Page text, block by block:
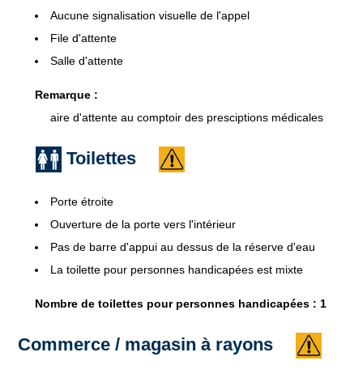
Aucune signalisation visuelle de l'appel
File d'attente
Salle d'attente
Remarque :
aire d'attente au comptoir des presciptions médicales
Toilettes
Porte étroite
Ouverture de la porte vers l'intérieur
Pas de barre d'appui au dessus de la réserve d'eau
La toilette pour personnes handicapées est mixte
Nombre de toilettes pour personnes handicapées : 1
Commerce / magasin à rayons